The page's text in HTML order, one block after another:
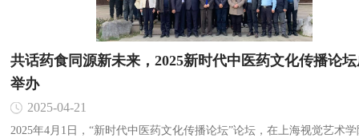
共话药食同源新未来，2025新时代中医药文化传播论
举办
2025-04-21
2025年4月1日，“新时代中医药文化传播论坛”论坛，在上海视觉艺术